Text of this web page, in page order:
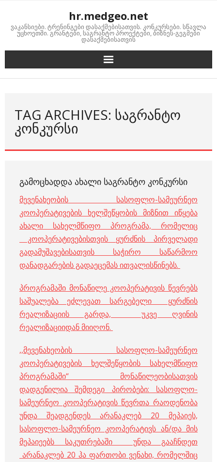
content
hr.medgeo.net
ვაკანსიები. ტრენინგები დასაქმებისათვის. კონკურსები. სწავლა
უცხოეთში. გრანტები, საგრანტო პროექტები, ბიზნეს-გეგმები
დასაქმებისათვის
TAG ARCHIVES: ᲡᲐᲒᲠᲐᲜᲢᲝ
ᲙᲝᲜᲙᲣᲠᲡᲘ
ᲒᲐᲛᲝᲪᲮᲐᲓᲓᲐ ᲐᲮᲐᲚᲘ ᲡᲐᲒᲠᲐᲜᲢᲝ ᲙᲝᲜᲙᲣᲠᲡᲘ
მევენახეობის სასოფლო-სამეურნეო
კოოპერატივების ხელშეწყობის მიზნით იწყება
ახალი სახელმწიფო პროგრამა, რომელიც
კოოპერატივებისთვის ყურძნის პირველადი
გადამუშავებისათვის საჭირო საწარმოო
დანადგარების გადაეცემას ითვალისწინებს.
პროგრამაში მონაწილე კოოპერატივის წევრებს
საშუალება ეძლევათ სარგებელი ყურძნის
რეალიზაციის გარდა, უკვე ღვინის
რეალიზაციიდან მიიღონ.
,,მევენახეობის სასოფლო-სამეურნეო
კოოპერატივების ხელშეწყობის სახელმწიფო
პროგრამაში“ მონაწილეობისათვის
დადგენილია შემდეგი პირობები: სასოფლო-
სამეურნეო კოოპერატივის წევრთა რაოდენობა
უნდა შეადგენდეს არანაკლებ 20 მეპაიეს,
სასოფლო-სამეურნეო კოოპერატივს ან/და მის
მეპაიეებს საკუთრებაში უნდა გააჩნდეთ
არანაკლებ 20 ჰა ფართობი ვენახი, რომელშიც